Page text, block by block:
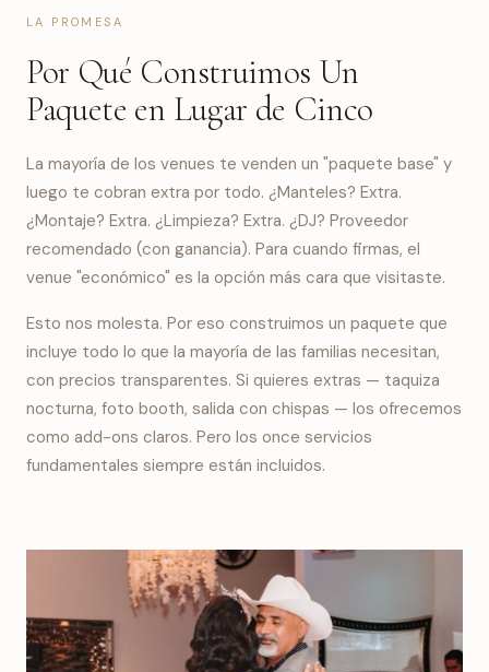
LA PROMESA
Por Qué Construimos Un
Paquete en Lugar de Cinco
La mayoría de los venues te venden un "paquete base" y
luego te cobran extra por todo. ¿Manteles? Extra.
¿Montaje? Extra. ¿Limpieza? Extra. ¿DJ? Proveedor
recomendado (con ganancia). Para cuando firmas, el
venue "económico" es la opción más cara que visitaste.
Esto nos molesta. Por eso construimos un paquete que
incluye todo lo que la mayoría de las familias necesitan,
con precios transparentes. Si quieres extras — taquiza
nocturna, foto booth, salida con chispas — los ofrecemos
como add-ons claros. Pero los once servicios
fundamentales siempre están incluidos.